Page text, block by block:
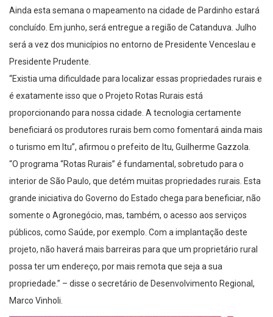
concluído. Em junho, será entregue a região de Catanduva. Julho
será a vez dos municípios no entorno de Presidente Venceslau e
Presidente Prudente.
“Existia uma dificuldade para localizar essas propriedades rurais e
é exatamente isso que o Projeto Rotas Rurais está
proporcionando para nossa cidade. A tecnologia certamente
beneficiará os produtores rurais bem como fomentará ainda mais
o turismo em Itu”, afirmou o prefeito de Itu, Guilherme Gazzola.
“O programa “Rotas Rurais” é fundamental, sobretudo para o
interior de São Paulo, que detém muitas propriedades rurais. Esta
grande iniciativa do Governo do Estado chega para beneficiar, não
somente o Agronegócio, mas, também, o acesso aos serviços
públicos, como Saúde, por exemplo. Com a implantação deste
projeto, não haverá mais barreiras para que um proprietário rural
possa ter um endereço, por mais remota que seja a sua
propriedade.” – disse o secretário de Desenvolvimento Regional,
Marco Vinholi.